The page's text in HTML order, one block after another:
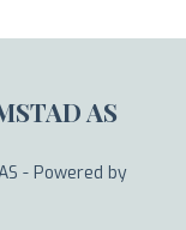
AS
- Powered by